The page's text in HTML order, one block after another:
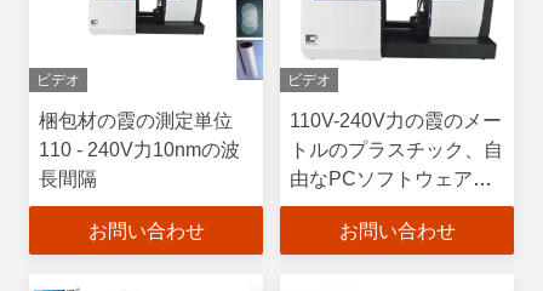
ビデオ
梱包材の霞の測定単位
110 - 240V力10nmの波
長間隔
お問い合わせ
ビデオ
110V-240V力の霞のメー
トルのプラスチック、自
由なPCソフトウェアが
付いている霞の測定単位
お問い合わせ